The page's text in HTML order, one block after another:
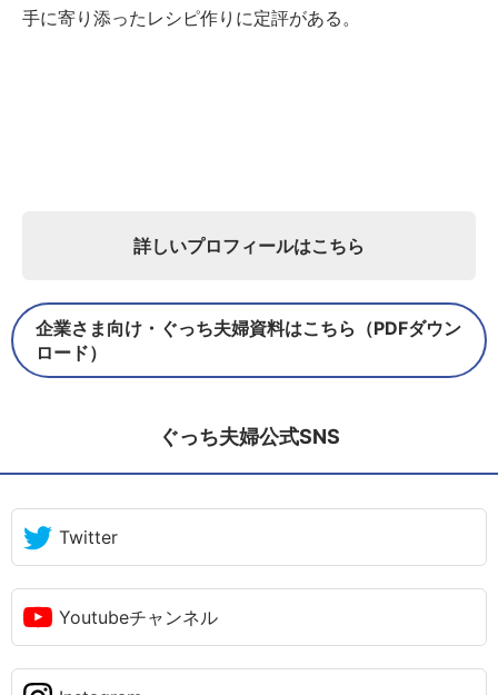
手に寄り添ったレシピ作りに定評がある。
詳しいプロフィールはこちら
企業さま向け・ぐっち夫婦資料はこちら（PDFダウン
ロード）
ぐっち夫婦公式SNS
Twitter
Youtubeチャンネル